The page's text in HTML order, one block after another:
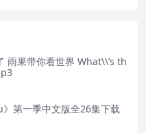
雨果带你看世界 What\\’s th
》第一季中文版全26集下载